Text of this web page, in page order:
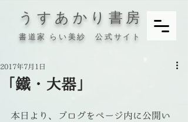
うすあかり書房
書道家 らい美紗 公式サイト
「鐵・大器」
2017年7月1日
本日より、ブログをページ内に公開い